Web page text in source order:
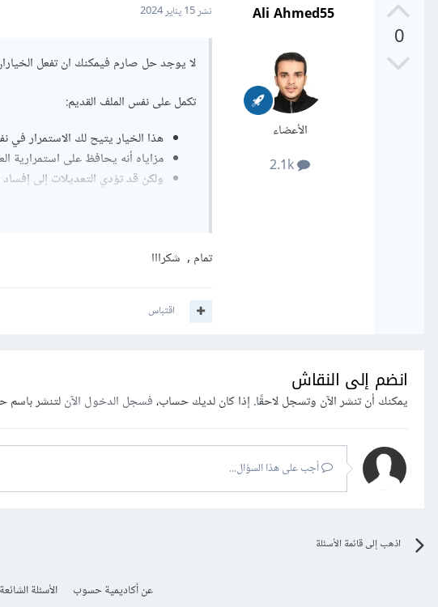
0
Ali Ahmed55
الأعضاء
نشر15 يناير 2024
لا يوجد حل صارم فيمكنك ان تفعل
تكمل على نفس الملف القديم:
هذا الخيار يتيح لك الاستمرار
مزاياه أنه يحافظ على استمرارية
ولكن قد تؤدي التعديلات إلى إفساد
هذا يتيح إعادة البدء من الصفرتمام , شكرااا
اقتباس
انضم إلى النقاش
يمكنك أن تنشر الآن وتسجل لاحقًا. إذا كان لديك حساب،فسجل الدخول الآنلتنشر باسم
أجب على هذا السؤال...
اذهب إلى قائمة الأسئلة
عن أكاديمية حسوب الأسئلة الشائعة